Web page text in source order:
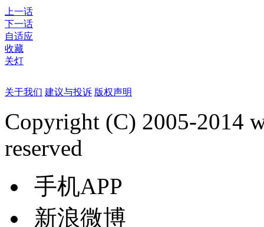
上一话
下一话
自适应
收藏
关灯
关于我们 建议与投诉 版权声明
Copyright (C) 2005-2014
reserved
手机APP
新浪微博